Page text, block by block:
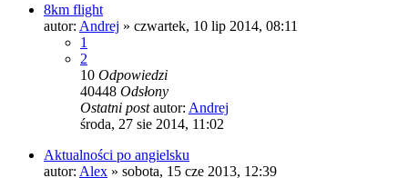
8km flight
autor: Andrej » czwartek, 10 lip 2014, 08:11
1
2
10 Odpowiedzi
40448 Odsłony
Ostatni postautor: Andrej
środa, 27 sie 2014, 11:02
Aktualności po angielsku
autor: Alex » sobota, 15 cze 2013, 12:39